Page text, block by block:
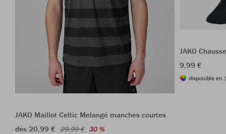
JAKO Maillot Celtic Melangé manches courtes
dès 20,99 € 29,99 € 30 %
JAKO
9,99 €
disponible en